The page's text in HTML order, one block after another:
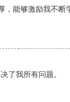
，能够激励我不断
了我所有问题。